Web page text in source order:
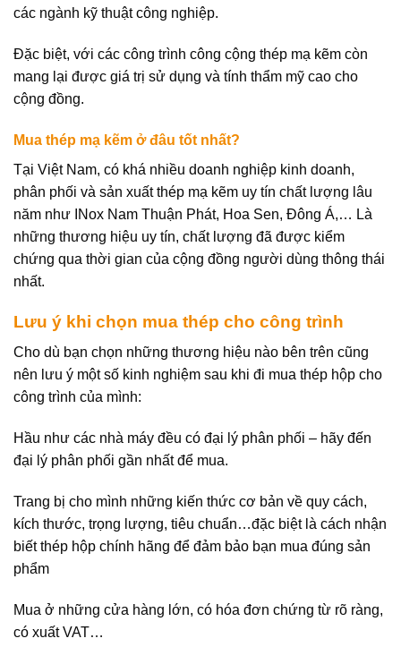
các ngành kỹ thuật công nghiệp.
Đặc biệt, với các công trình công cộng thép mạ kẽm còn
mang lại được giá trị sử dụng và tính thẩm mỹ cao cho
cộng đồng.
Mua thép mạ kẽm ở đâu tốt nhất?
Tại Việt Nam, có khá nhiều doanh nghiệp kinh doanh,
phân phối và sản xuất thép mạ kẽm uy tín chất lượng lâu
năm như INox Nam Thuận Phát, Hoa Sen, Đông Á,… Là
những thương hiệu uy tín, chất lượng đã được kiểm
chứng qua thời gian của cộng đồng người dùng thông thái
nhất.
Lưu ý khi chọn mua thép cho công trình
Cho dù bạn chọn những thương hiệu nào bên trên cũng
nên lưu ý một số kinh nghiệm sau khi đi mua thép hộp cho
công trình của mình:
Hầu như các nhà máy đều có đại lý phân phối – hãy đến
đại lý phân phối gần nhất để mua.
Trang bị cho mình những kiến thức cơ bản về quy cách,
kích thước, trọng lượng, tiêu chuẩn…đặc biệt là cách nhận
biết thép hộp chính hãng để đảm bảo bạn mua đúng sản
phẩm
Mua ở những cửa hàng lớn, có hóa đơn chứng từ rõ ràng,
có xuất VAT…